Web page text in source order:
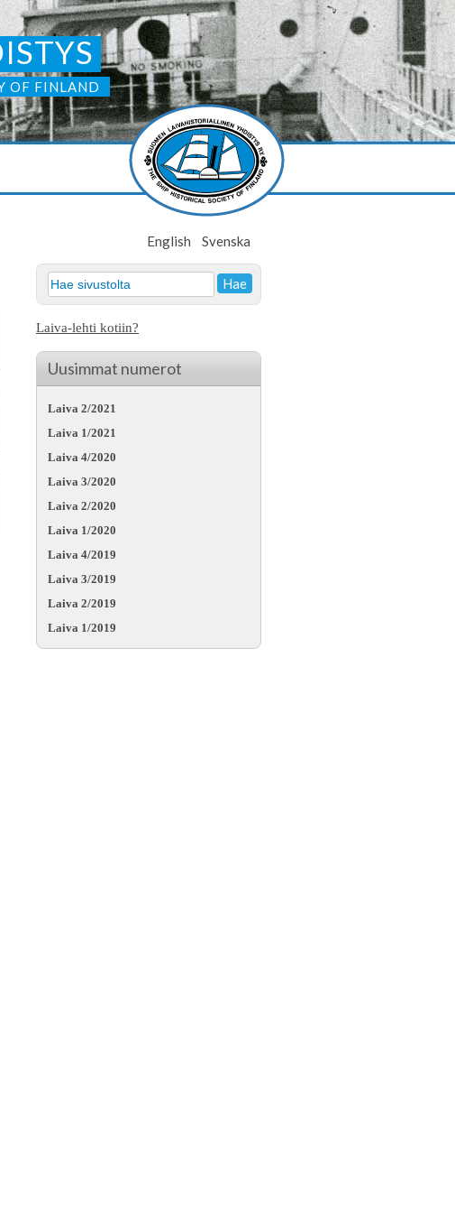
OF FINLAND
Svenska
English
Laiva-lehti kotiin?
Uusimmat numerot
Laiva 2/2021
Laiva 1/2021
Laiva 4/2020
Laiva 3/2020
Laiva 2/2020
Laiva 1/2020
Laiva 4/2019
Laiva 3/2019
Laiva 2/2019
Laiva 1/2019